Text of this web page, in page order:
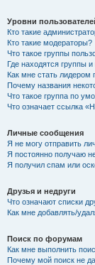
Уровни
Кто такие
Кто такие модераторы?
Что такое группы
Где находятся группы
Как мне стать лидером
Почему названия
Что такое группа по
Что означает ссылка
Личные сообщения
Я не могу отправить
Я постоянно получаю
Я получил спам или
Друзья и недруги
Что означают списки
Как мне добавлять/
Поиск по форумам
Как мне выполнить
Почему мой поиск не